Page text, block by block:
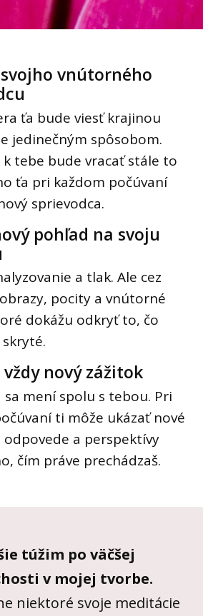
vnútorného
ťa bude viesť krajinou
jedinečným spôsobom.
k tebe bude vracať stále to
ťa pri každom počúvaní
sprievodca.
pohľad na svoju
a tlak. Ale cez
pocity a vnútorné
dokážu odkryť to, čo
nový zážitok
sa mení spolu s tebou. Pri
ti môže ukázať nové
odpovede a perspektívy
čím práve prechádzaš.
túžim po väčšej
v mojej tvorbe.
niektoré svoje meditácie